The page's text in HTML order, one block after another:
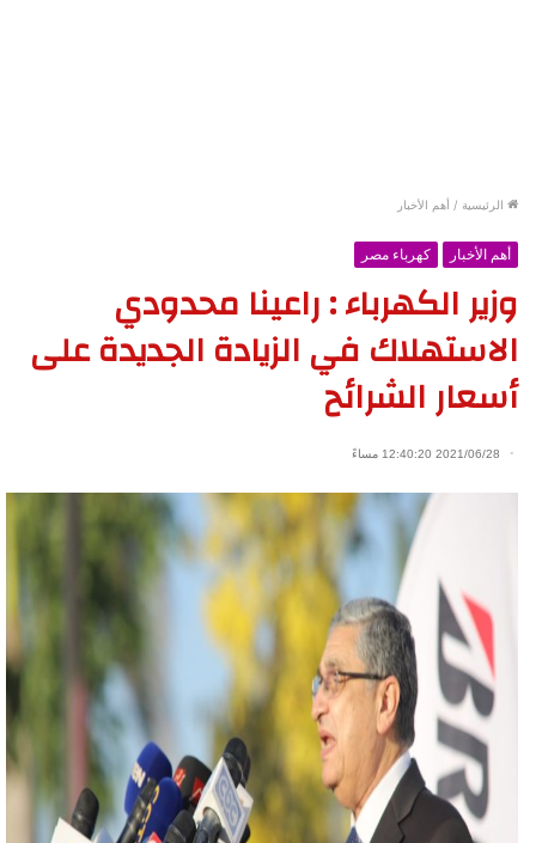
الرئيسية / أهم الأخبار
أهم الأخبار كهرباء مصر
وزير الكهرباء : راعينا محدودي
الاستهلاك في الزيادة الجديدة على
أسعار الشرائح
2021/06/28 12:40:20 مساءً